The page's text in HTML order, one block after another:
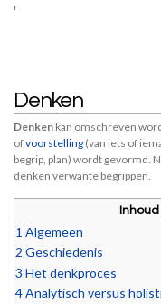
'
Denken
Denken kan omschreven
ofvoorstelling (van iets of
begrip, plan) wordt gevormd.
denken verwante begrippen.
Inhoud
1 Algemeen
2 Geschiedenis
3 Het denkproces
4Analytisch versus